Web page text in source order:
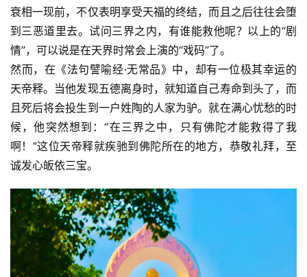
衰相一现前，不仅表明享受天福的终结，而且之后往往会堕
到三恶道里去。试问三界之内，有谁能救他呢？以上的“剧
情”，可以说是在天界时常会上演的“戏码”了。
然而，在《法句譬喻经·无常品》中，却有一位极其幸运的
天帝释。当他发现五德离身时，就知道自己寿命到头了，而
且死后将会投生到一户姓陶的人家为驴。就在满心忧愁的时
候，他突然想到：“在三界之中，只有佛陀才能救得了我
啊！”这位天帝释就疾驰到佛陀所在的地方，恭敬礼拜，至
诚发心皈依三宝。